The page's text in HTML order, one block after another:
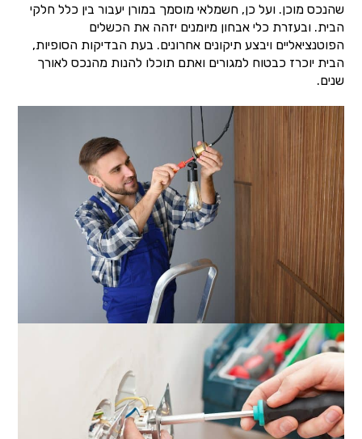
שהנכס מוכן. ועל כן, חשמלאי מוסמך במורן יעבור בין כלל חלקי
הבית. ובעזרת כלי אבחון מיומנים יזהה את הכשלים
הפוטנציאליים ויבצע תיקונים אחרונים. בעת הבדיקות הסופיות,
הבית יוכרז כבטוח למגורים ואתם תוכלו להנות מהנכס לאורך
שנים.